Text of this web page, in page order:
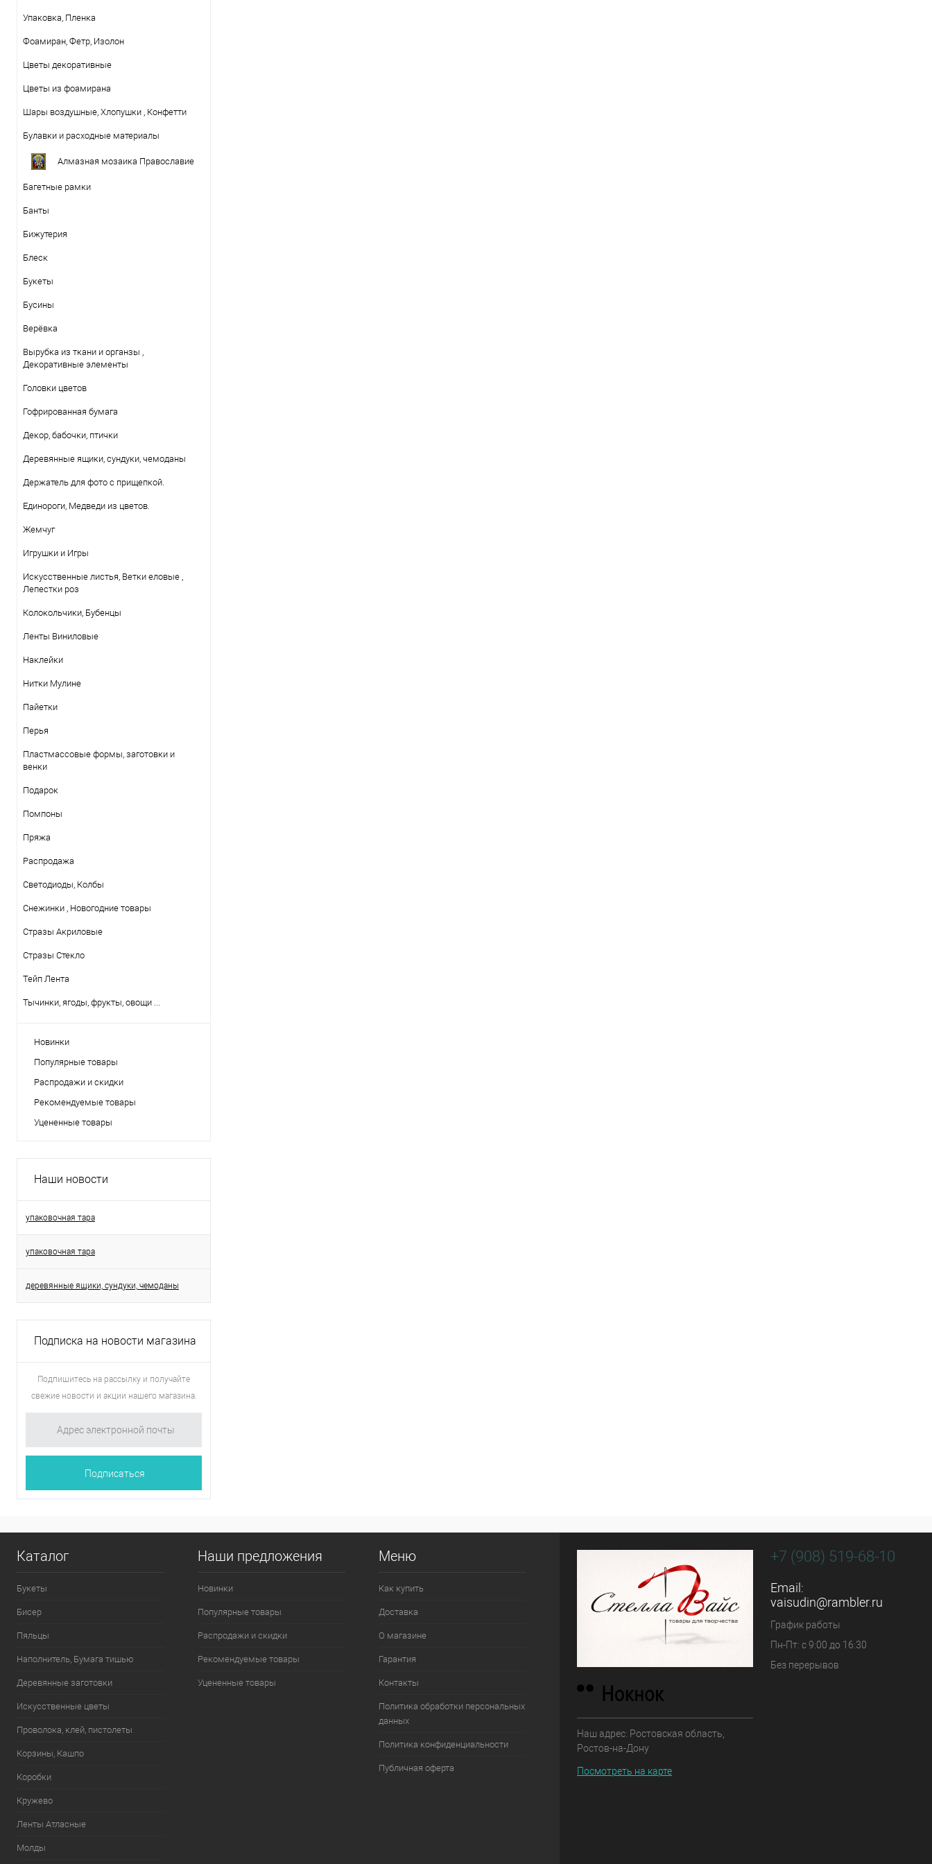
Упаковка, Пленка
Фоамиран, Фетр, Изолон
Цветы декоративные
Цветы из фоамирана
Шары воздушные, Хлопушки , Конфетти
Булавки и расходные материалы
Алмазная мозаика Православие
Багетные рамки
Банты
Бижутерия
Блеск
Букеты
Бусины
Верёвка
Вырубка из ткани и органзы ,
Декоративные элементы
Головки цветов
Гофрированная бумага
Декор, бабочки, птички
Деревянные ящики, сундуки, чемоданы
Держатель для фото с прищепкой.
Единороги, Медведи из цветов.
Жемчуг
Игрушки и Игры
Искусственные листья, Ветки еловые ,
Лепестки роз
Колокольчики, Бубенцы
Ленты Виниловые
Наклейки
Нитки Mулине
Пайетки
Перья
Пластмассовые формы, заготовки и
венки
Подарок
Помпоны
Пряжа
Распродажа
Светодиоды, Колбы
Снежинки , Новогодние товары
Стразы Акриловые
Стразы Стекло
Тейп Лента
Тычинки, ягоды, фрукты, овощи ...
Новинки
Популярные товары
Распродажи и скидки
Рекомендуемые товары
Уцененные товары
Наши новости
упаковочная тара
упаковочная тара
деревянные ящики, сундуки, чемоданы
Подписка на новости магазина
Подпишитесь на рассылку и получайте
свежие новости и акции нашего магазина.
Каталог
Букеты
Бисер
Пяльцы
Наполнитель, Бумага тишью
Деревянные заготовки
Искусственные цветы
Проволока, клей, пистолеты
Корзины, Кашпо
Коробки
Кружево
Ленты Атласные
Молды
Наши предложения
Новинки
Популярные товары
Распродажи и скидки
Рекомендуемые товары
Уцененные товары
Меню
Как купить
Доставка
О магазине
Гарантия
Контакты
Политика обработки персональных
данных
Политика конфиденциальности
Публичная оферта
Наш адрес: Ростовская область,
Ростов-на-Дону
Посмотреть на карте
+7 (908) 519-68-10
Email:
vaisudin@rambler.ru
График работы
Пн-Пт: с 9:00 до 16:30
Без перерывов